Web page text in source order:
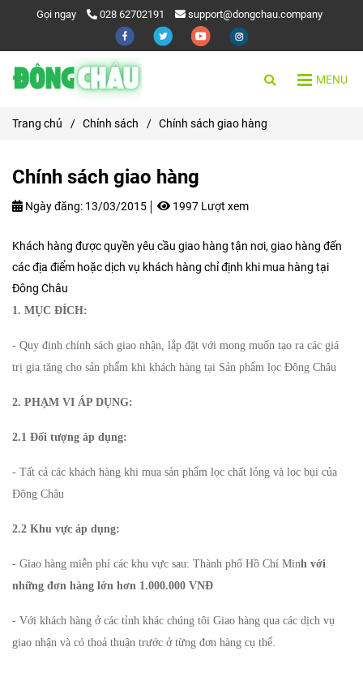
Gọi ngay 028 62702191 support@dongchau.company
MENU
Trang chủ / Chính sách / Chính sách giao hàng
Chính sách giao hàng
Ngày đăng: 13/03/2015 1997 Lượt xem
Khách hàng được quyền yêu cầu giao hàng tận nơi, giao hàng đến
các địa điểm hoặc dịch vụ khách hàng chỉ định khi mua hàng tại
Đông Châu
1. MỤC ĐÍCH:
- Quy định chính sách giao nhận, lắp đặt với mong muốn tạo ra các giá
trị gia tăng cho sản phẩm khi khách hàng tại Sản phẩm lọc Đông Châu
2. PHẠM VI ÁP DỤNG:
2.1 Đối tượng áp dụng:
- Tất cả các khách hàng khi mua sản phẩm lọc chất lỏng và lọc bụi của
Đông Châu
2.2 Khu vực áp dụng:
- Giao hàng miễn phí các khu vực sau: Thành phố Hồ Chí Minh với
những đơn hàng lớn hơn 1.000.000 VNĐ
- Với khách hàng ở các tỉnh khác chúng tôi Giao hàng qua các dịch vụ
giao nhận và có thoả thuận trước ở từng đơn hàng cụ thể.